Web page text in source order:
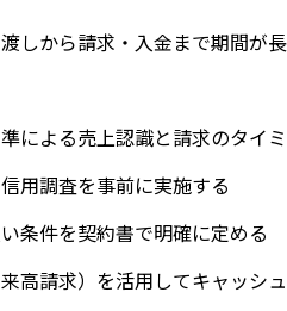
しから請求・入金まで期間が
による売上認識と請求のタイ
用調査を事前に実施する
条件を契約書で明確に定める
高請求）を活用してキャッシ